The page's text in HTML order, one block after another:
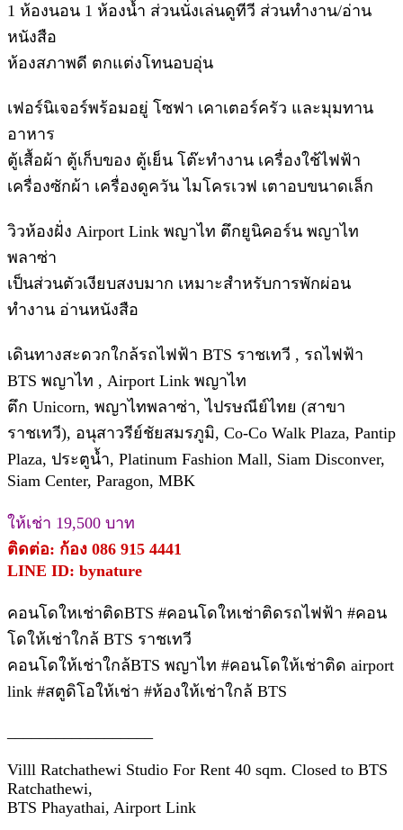
1 ห้องนอน 1 ห้องน้ำ ส่วนนั่งเล่นดูทีวี ส่วนทำงาน/อ่าน
หนังสือ
ห้องสภาพดี ตกแต่งโทนอบอุ่น
เฟอร์นิเจอร์พร้อมอยู่ โซฟา เคาเตอร์ครัว และมุมทาน
อาหาร
ตู้เสื้อผ้า ตู้เก็บของ ตู้เย็น โต๊ะทำงาน เครื่องใช้ไฟฟ้า
เครื่องซักผ้า เครื่องดูควัน ไมโครเวฟ เตาอบขนาดเล็ก
วิวห้องฝั่ง Airport Link พญาไท ตึกยูนิคอร์น พญาไท
พลาซ่า
เป็นส่วนตัวเงียบสงบมาก เหมาะสำหรับการพักผ่อน
ทำงาน อ่านหนังสือ
เดินทางสะดวกใกล้รถไฟฟ้า BTS ราชเทวี , รถไฟฟ้า
BTS พญาไท , Airport Link พญาไท
ตึก Unicorn, พญาไทพลาซ่า, ไปรษณีย์ไทย (สาขา
ราชเทวี), อนุสาวรีย์ชัยสมรภูมิ, Co-Co Walk Plaza, Pantip
Plaza, ประตูน้ำ, Platinum Fashion Mall, Siam Disconver,
Siam Center, Paragon, MBK
ให้เช่า 19,500 บาท
ติดต่อ: ก้อง 086 915 4441
LINE ID: bynature
คอนโดใหเช่าติดBTS #คอนโดใหเช่าติดรถไฟฟ้า #คอน
โดให้เช่าใกล้ BTS ราชเทวี
คอนโดให้เช่าใกล้BTS พญาไท #คอนโดให้เช่าติด airport
link #สตูดิโอให้เช่า #ห้องให้เช่าใกล้ BTS
Villl Ratchathewi Studio For Rent 40 sqm. Closed to BTS
Ratchathewi,
BTS Phayathai, Airport Link